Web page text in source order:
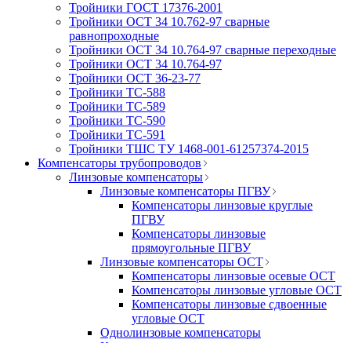
Тройники ГОСТ 17376-2001
Тройники ОСТ 34 10.762-97 сварные
равнопроходные
Тройники ОСТ 34 10.764-97 сварные переходные
Тройники ОСТ 34 10.764-97
Тройники ОСТ 36-23-77
Тройники ТС-588
Тройники ТС-589
Тройники ТС-590
Тройники ТС-591
Тройники ТШС ТУ 1468-001-61257374-2015
Компенсаторы трубопроводов
Линзовые компенсаторы
Линзовые компенсаторы ПГВУ
Компенсаторы линзовые круглые
ПГВУ
Компенсаторы линзовые
прямоугольные ПГВУ
Линзовые компенсаторы ОСТ
Компенсаторы линзовые осевые ОСТ
Компенсаторы линзовые угловые ОСТ
Компенсаторы линзовые сдвоенные
угловые ОСТ
Однолинзовые компенсаторы